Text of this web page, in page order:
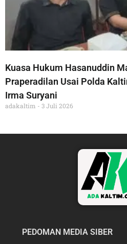
Kuasa Hukum Hasanuddin
Praperadilan Usai Polda
Irma Suryani
adakaltim 3 Juli 2026
PEDOMAN MEDIA SIBER